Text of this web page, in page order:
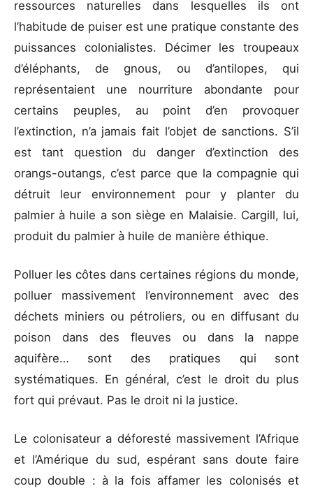
ressources naturelles dans lesquelles ils ont
l’habitude de puiser est une pratique constante des
puissances colonialistes. Décimer les troupeaux
d’éléphants, de gnous, ou d’antilopes, qui
représentaient une nourriture abondante pour
certains peuples, au point d’en provoquer
l’extinction, n’a jamais fait l’objet de sanctions. S’il
est tant question du danger d’extinction des
orangs-outangs, c’est parce que la compagnie qui
détruit leur environnement pour y planter du
palmier à huile a son siège en Malaisie. Cargill, lui,
produit du palmier à huile de manière éthique.
Polluer les côtes dans certaines régions du monde,
polluer massivement l’environnement avec des
déchets miniers ou pétroliers, ou en diffusant du
poison dans des fleuves ou dans la nappe
aquifère… sont des pratiques qui sont
systématiques. En général, c’est le droit du plus
fort qui prévaut. Pas le droit ni la justice.
Le colonisateur a déforesté massivement l’Afrique
et l’Amérique du sud, espérant sans doute faire
coup double : à la fois affamer les colonisés et